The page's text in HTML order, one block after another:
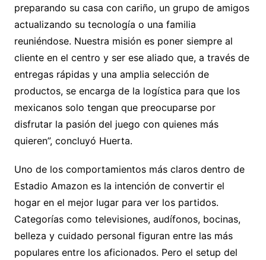
preparando su casa con cariño, un grupo de amigos
actualizando su tecnología o una familia
reuniéndose. Nuestra misión es poner siempre al
cliente en el centro y ser ese aliado que, a través de
entregas rápidas y una amplia selección de
productos, se encarga de la logística para que los
mexicanos solo tengan que preocuparse por
disfrutar la pasión del juego con quienes más
quieren”, concluyó Huerta.
Uno de los comportamientos más claros dentro de
Estadio Amazon es la intención de convertir el
hogar en el mejor lugar para ver los partidos.
Categorías como televisiones, audífonos, bocinas,
belleza y cuidado personal figuran entre las más
populares entre los aficionados. Pero el setup del